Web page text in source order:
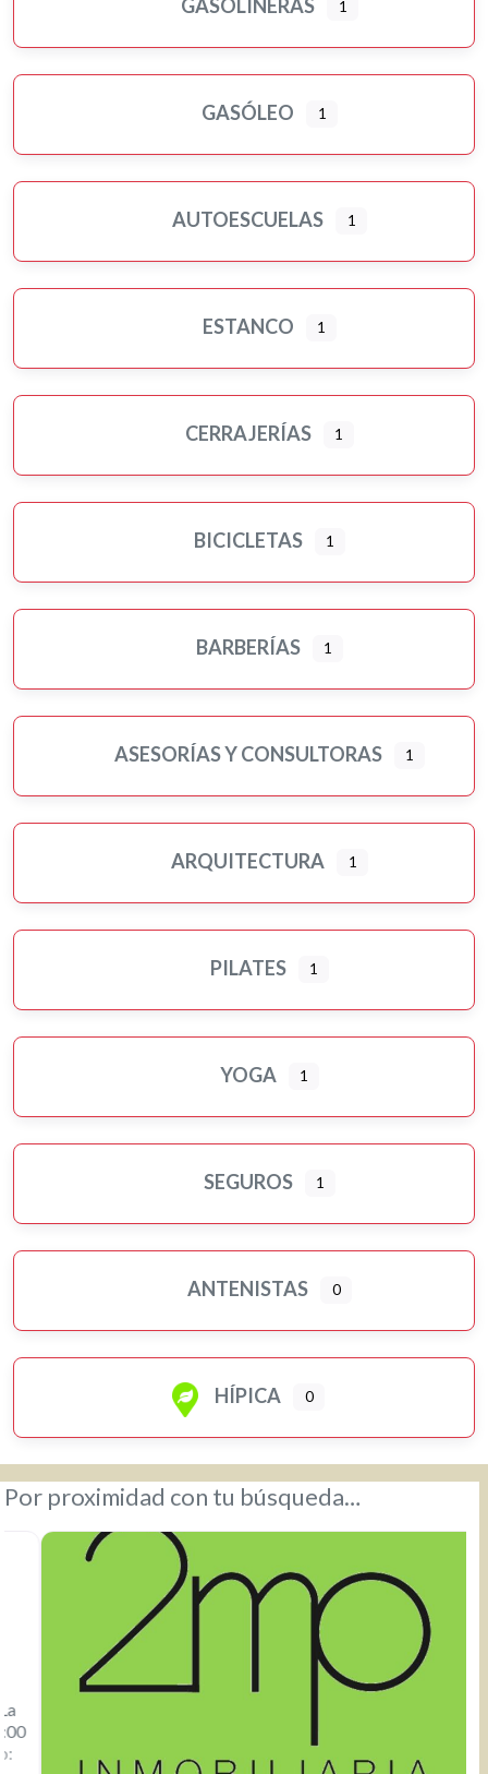
GASOLINERAS 1
GASÓLEO 1
AUTOESCUELAS 1
ESTANCO 1
CERRAJERÍAS 1
BICICLETAS 1
BARBERÍAS 1
ASESORÍAS Y CONSULTORAS 1
ARQUITECTURA 1
PILATES 1
YOGA 1
SEGUROS 1
ANTENISTAS 0
HÍPICA 0
Por proximidad con tu búsqueda…